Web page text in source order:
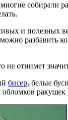
и полезных
не отнимет
бисер, белые
ракушек